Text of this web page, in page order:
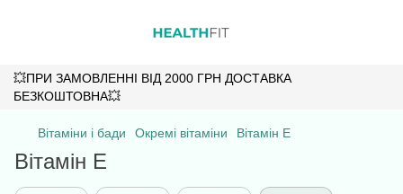
💥ПРИ ЗАМОВЛЕННІ ВІД 2000 ГРН ДОСТАВКА
БЕЗКОШТОВНА💥
Вітаміни і бади Окремі вітаміни Вітамін E
Вітамін E